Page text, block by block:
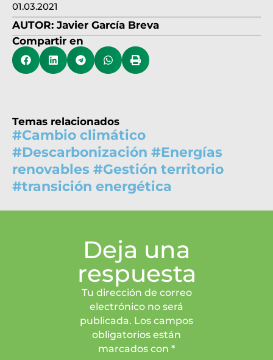
01.03.2021
AUTOR: Javier García Breva
Compartir en
Temas relacionados
#Cambio climático
#Descarbonización #Energías
renovables #Gestión territorio
#transición energética
Deja una
respuesta
Tu dirección de correo
electrónico no será
publicada. Los campos
obligatorios están
marcados con *